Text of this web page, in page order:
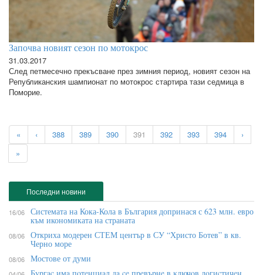
Започва новият сезон по мотокрос
31.03.2017
След петмесечно прекъсване през зимния период, новият сезон на
Републиканския шампионат по мотокрос стартира тази седмица в
Поморие.
« ‹ 388 389 390 391 392 393 394
›
»
Последни новини
16/06 Системата на Кока-Кола в България допринася с 623 млн. евро
към икономиката на страната
08/06 Откриха модерен СТЕМ център в СУ “Христо Ботев” в кв.
Черно море
08/06 Мостове от думи
Бypгac имa пoтeнциaл дa ce пpeвъpнe в ĸлючoв лoгиcтичeн